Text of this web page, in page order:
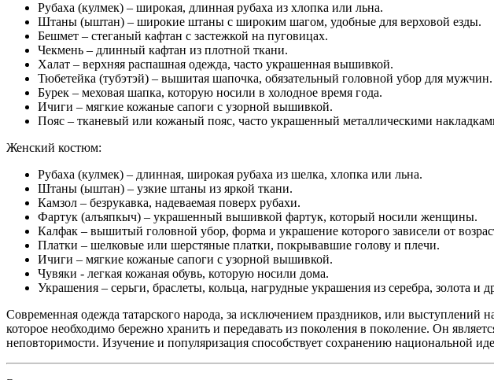
Рубаха (кулмек) – широкая, длинная рубаха из хлопка или льна.
Штаны (ыштан) – широкие штаны с широким шагом, удобные для верховой езды.
Бешмет – стеганый кафтан с застежкой на пуговицах.
Чекмень – длинный кафтан из плотной ткани.
Халат – верхняя распашная одежда, часто украшенная вышивкой.
Тюбетейка (тубэтэй) – вышитая шапочка, обязательный головной убор для мужчин.
Бурек – меховая шапка, которую носили в холодное время года.
Ичиги – мягкие кожаные сапоги с узорной вышивкой.
Пояс – тканевый или кожаный пояс, часто украшенный металлическими
Женский костюм:
Рубаха (кулмек) – длинная, широкая рубаха из шелка, хлопка или льна.
Штаны (ыштан) – узкие штаны из яркой ткани.
Камзол – безрукавка, надеваемая поверх рубахи.
Фартук (алъяпкыч) – украшенный вышивкой фартук, который носили женщины.
Калфак – вышитый головной убор, форма и украшение которого зависели от
Платки – шелковые или шерстяные платки, покрывавшие голову и плечи.
Ичиги – мягкие кожаные сапоги с узорной вышивкой.
Чувяки - легкая кожаная обувь, которую носили дома.
Украшения – серьги, браслеты, кольца, нагрудные украшения из серебра, золота и
Современная одежда татарского народа, за исключением праздников, или выступлений
которое необходимо бережно хранить и передавать из поколения в поколение. Он
неповторимости. Изучение и популяризация способствует сохранению национальной